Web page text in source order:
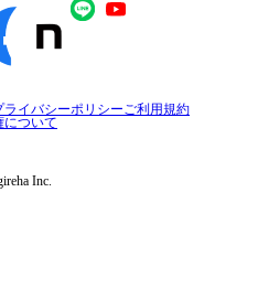
ライバシーポリシーご利用規約
について
Inc.